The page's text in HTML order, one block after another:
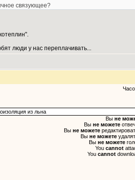
связующее?
люди у нас переплачивать...
Вы не
Вы не можете
Вы не можете
Вы не можете
Вы не можете
You cannot
You cannot